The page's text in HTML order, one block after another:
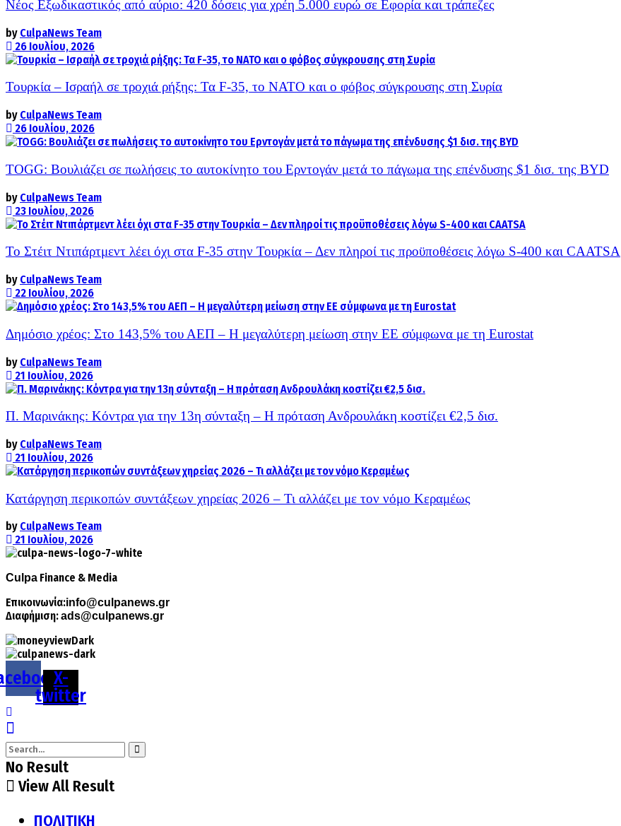
Νέος Εξωδικαστικός από αύριο: 420 δόσεις για χρέη 5.000 ευρώ σε Εφορία και τράπεζες
by CulpaNews Team
26 Ιουλίου, 2026
Τουρκία – Ισραήλ σε τροχιά ρήξης: Τα F-35, το ΝΑΤΟ και ο φόβος σύγκρουσης στη Συρία
by CulpaNews Team
26 Ιουλίου, 2026
TOGG: Βουλιάζει σε πωλήσεις το αυτοκίνητο του Ερντογάν μετά το πάγωμα της επένδυσης $1 δισ. της BYD
by CulpaNews Team
23 Ιουλίου, 2026
Το Στέιτ Ντιπάρτμεντ λέει όχι στα F-35 στην Τουρκία – Δεν πληροί τις προϋποθέσεις λόγω S-400 και CAATSA
by CulpaNews Team
22 Ιουλίου, 2026
Δημόσιο χρέος: Στο 143,5% του ΑΕΠ – Η μεγαλύτερη μείωση στην ΕΕ σύμφωνα με τη Eurostat
by CulpaNews Team
21 Ιουλίου, 2026
Π. Μαρινάκης: Κόντρα για την 13η σύνταξη – Η πρόταση Ανδρουλάκη κοστίζει €2,5 δισ.
by CulpaNews Team
21 Ιουλίου, 2026
Κατάργηση περικοπών συντάξεων χηρείας 2026 – Τι αλλάζει με τον νόμο Κεραμέως
by CulpaNews Team
21 Ιουλίου, 2026
Culpa Finance & Media
Επικοινωνία:info@culpanews.gr
Διαφήμιση:ads@culpanews.gr
X-
twitter
No Result
View All Result
ΠΟΛΙΤΙΚΗ